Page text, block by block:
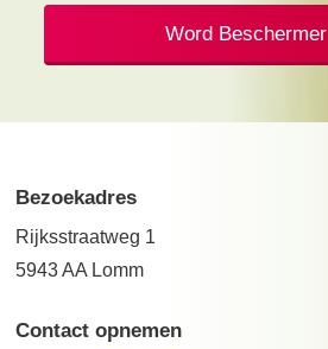
Word Beschermer
Bezoekadres
Rijksstraatweg 1
5943 AA Lomm
Contact opnemen